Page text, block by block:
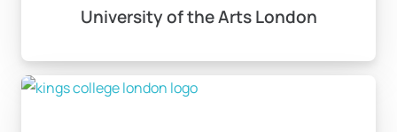
University of the Arts London